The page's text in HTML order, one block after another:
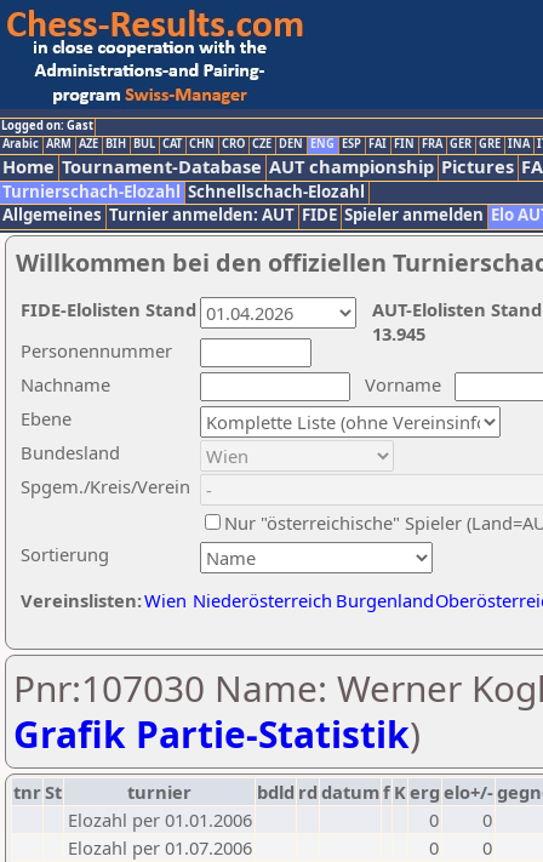
Logged on: Gast
Arabic ARM AZE BIH BUL CAT CHN CRO CZE DEN ENG ESP FAI FIN FRA GER GRE INA
Home Tournament-Database AUT championship Pictures
Turnierschach-Elozahl Schnellschach-Elozahl
Allgemeines Turnier anmelden: AUT FIDE Spieler anmelden Elo
Willkommen bei den offiziellen
Nachname
Vorname
Ebene
Sortierung
Personennummer
Bundesland
Spgem./Kreis/Verein
Nur "österreichische" Spieler
Vereinslisten:Wien Niederösterreich Burgenland
AUT-Elolisten
13.945
FIDE-Elolisten Stand
Pnr:107030 Name: Werner
Grafik Partie-Statistik)
tnrSt turnier bdld rd datumf Kerg elo+/-
Elozahl per 01.01.2006
0
0
Elozahl per 01.07.2006
0
0